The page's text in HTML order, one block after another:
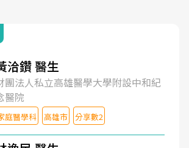
洽鑽 醫生
團法人私立高雄醫學大學附設中和紀
醫院
庭醫學科 高雄市 分享數2